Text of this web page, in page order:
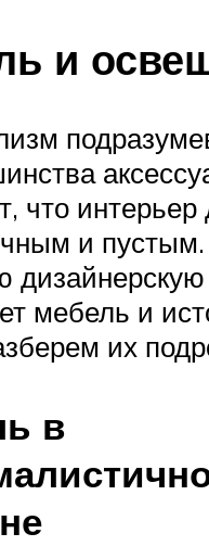
и
что
и
мебель и
их
в